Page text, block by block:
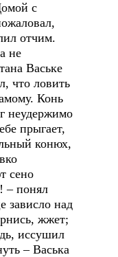
с
отчим.
не
Ваське
что ловить
Конь
неудержимо
прыгает,
конюх,
сено
– понял
зависло над
жжет;
иссушил
– Васька